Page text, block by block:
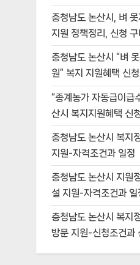
충청남도 논산시, 벼
지원 정책정리, 신청
충청남도 논산시 “벼
원” 복지 지원혜택 신
“종계농가 자동급이급
산시 복지지원혜택 신
충청남도 논산시 복지
지원-자격조건과 일정
충청남도 논산시 지원
설 지원-자격조건과 일
충청남도 논산시 복지
방문 지원-신청조건과